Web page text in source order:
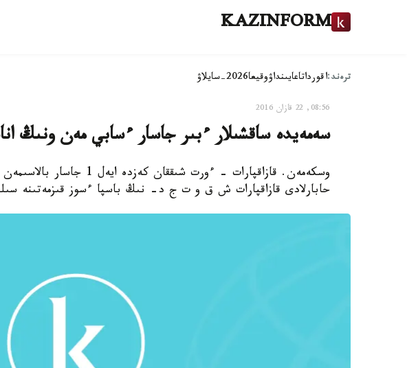
KAZINFORM
ترەند:اقورداتاعايىنداۋوقيعا2026-سايلاۋ
08:56, 22 قازان 2016
سەمەيدە ساقشىلار ءبىر جاسار ءسابي مەن ونىڭ
وسكەمەن. قازاقپارات - ءورت
حابارلادى قازاقپارات ش ق و ت ج د- نىڭ باسپا ءسوز قىزمەتىنە